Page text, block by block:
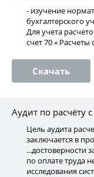
- изучение
бухгалтерского
Для учета
счет 70 «
Скачать
Аудит по расчёту
Цель аудита
заключается в
...достоверности
по оплате труда
исследования